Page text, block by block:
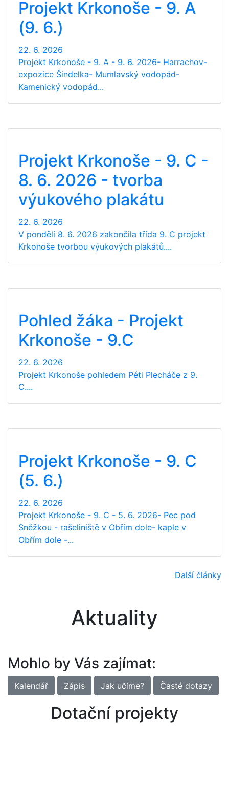
Projekt Krkonoše - 9. A
(9. 6.)
22. 6. 2026
Projekt Krkonoše - 9. A - 9. 6. 2026- Harrachov-
expozice Šindelka- Mumlavský vodopád-
Kamenický vodopád...
Projekt Krkonoše - 9. C -
8. 6. 2026 - tvorba
výukového plakátu
22. 6. 2026
V pondělí 8. 6. 2026 zakončila třída 9. C projekt
Krkonoše tvorbou výukových plakátů....
Pohled žáka - Projekt
Krkonoše - 9.C
22. 6. 2026
Projekt Krkonoše pohledem Péti Plecháče z 9.
C....
Projekt Krkonoše - 9. C
(5. 6.)
22. 6. 2026
Projekt Krkonoše - 9. C - 5. 6. 2026- Pec pod
Sněžkou - rašeliniště v Obřím dole- kaple v
Obřím dole -...
Další články
Aktuality
Mohlo by Vás zajímat:
Kalendář Zápis Jak učíme? Časté dotazy
Dotační projekty